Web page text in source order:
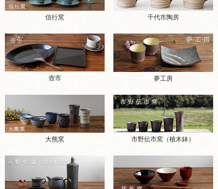
信行窯 千代市陶房
壺市 夢工房
大熊窯 市野伝市窯（植木鉢）